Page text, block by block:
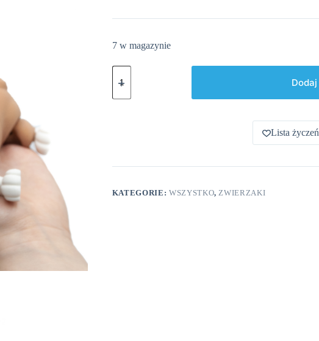
7 w magazynie
ilość
Corgi
Lista życzeń
KATEGORIE: WSZYSTKO,ZWIERZAKI